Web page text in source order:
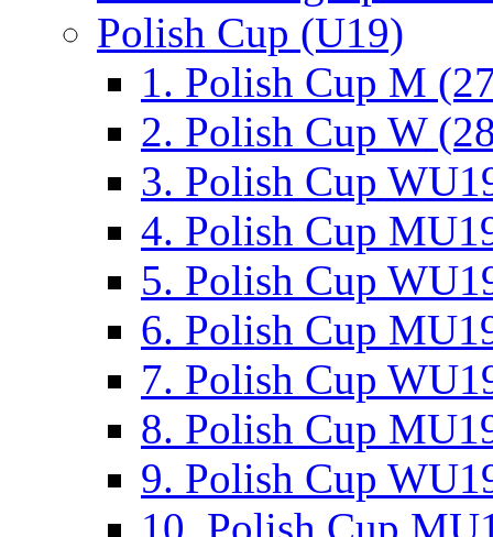
Polish Cup (U19)
1. Polish Cup M
2. Polish Cup W
3. Polish Cup
4. Polish Cup
5. Polish Cup
6. Polish Cup
7. Polish Cup
8. Polish Cup
9. Polish Cup
10. Polish Cup